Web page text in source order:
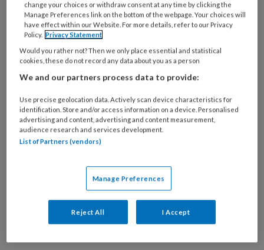
we tips hoe je de aangedane huid het
beste kunt verzorgen.
Incontinentie-geassocieerde dermatitis (IAD)
PREMIUM
Bekijk de mogelijkheden
Al abonnee? Log dan in
change your choices or withdraw consent at any time by clicking the
Manage Preferences link on the bottom of the webpage. Your choices will
have effect within our Website. For more details, refer to our Privacy
Policy. Privacy Statement
Would you rather not? Then we only place essential and statistical
cookies, these do not record any data about you as a person
We and our partners process data to provide:
Use precise geolocation data. Actively scan device characteristics for
identification. Store and/or access information on a device. Personalised
advertising and content, advertising and content measurement,
audience research and services development.
List of Partners (vendors)
Manage Preferences
Reject All I Accept